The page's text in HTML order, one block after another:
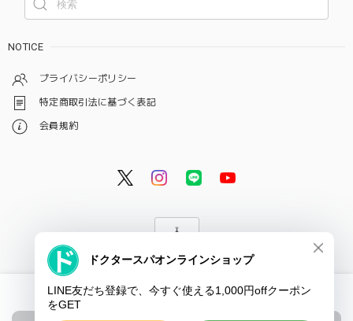
NOTICE
プライバシーポリシー
特定商取引法に基づく表記
会員規約
© ドクタースパ・クリニック オンラインショップ